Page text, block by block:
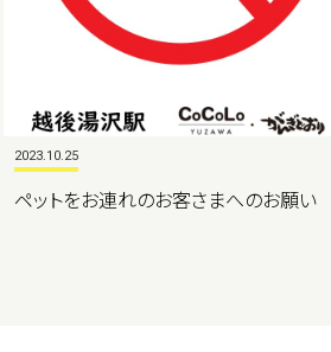
2023.10.25
ペットをお連れのお客さまへのお願い